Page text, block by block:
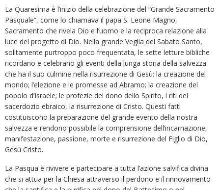
La Quaresima è l’inizio della celebrazione del “Grande Sacramento
Pasquale”, come lo chiamava il papa S. Leone Magno,
Sacramento che rivela Dio e l’uomo e la reciproca relazione alla
luce del progetto di Dio. Nella grande Veglia del Sabato Santo,
solitamente purtroppo poco frequentata, le sette letture bibliche
ricordano e celebrano gli eventi della lunga storia della salvezza
che ha il suo culmine nella risurrezione di Gesù: la creazione del
mondo; l’elezione e le promesse ad Abramo; la creazione del
popolo d’Israele; le profezie del dono dello Spirito, i riti del
sacerdozio ebraico, la risurrezione di Cristo. Questi fatti
costituiscono la preparazione del grande evento della nostra
salvezza e rendono possibile la comprensione dell’incarnazione,
manifestazione, passione, morte e risurrezione del Figlio di Dio,
Gesù Cristo.
La Pasqua è rivivere e partecipare a tutta l’azione salvifica divina
che si attua per la Chiesa attraverso il perdono e il rinnovamento